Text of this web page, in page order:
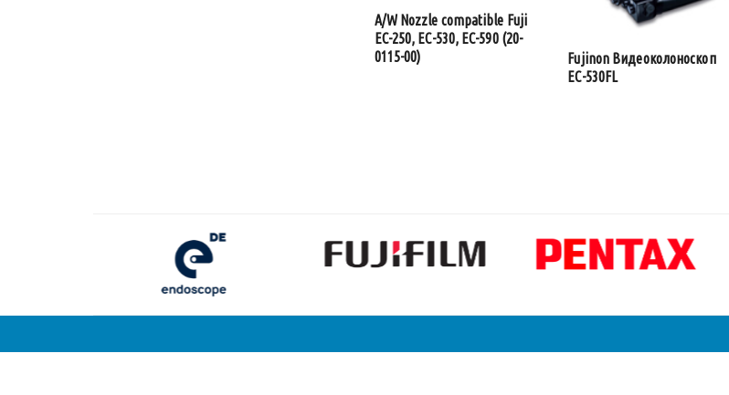
A/W Nozzle compatible Fuji
EC-250, EC-530, EC-590 (20-
0115-00)
Fujinon Видеоколоноскоп
EC-530FL